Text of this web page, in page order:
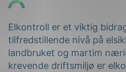
Elkontroll er et viktig
tilfredstillende nivå på
landbruket og martim
krevende driftsmiljø er